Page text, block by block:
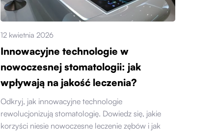
12 kwietnia 2026
Innowacyjne technologie w
nowoczesnej stomatologii: jak
wpływają na jakość leczenia?
Odkryj, jak innowacyjne technologie
rewolucjonizują stomatologię. Dowiedz się, jakie
korzyści niesie nowoczesne leczenie zębów i jak